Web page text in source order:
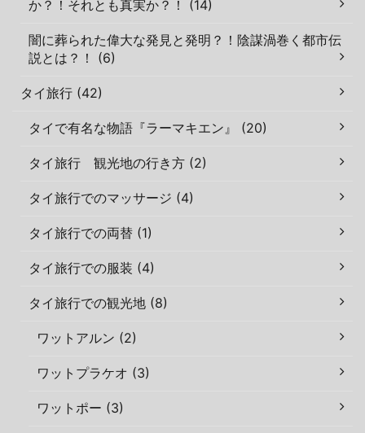
か？！それとも真実か？！ (14)
闇に葬られた偉大な発見と発明？！陰謀渦巻く都市伝
説とは？！ (6)
タイ旅行 (42)
タイで有名な物語『ラーマキエン』 (20)
タイ旅行 観光地の行き方 (2)
タイ旅行でのマッサージ (4)
タイ旅行での両替 (1)
タイ旅行での服装 (4)
タイ旅行での観光地 (8)
ワットアルン (2)
ワットプラケオ (3)
ワットポー (3)